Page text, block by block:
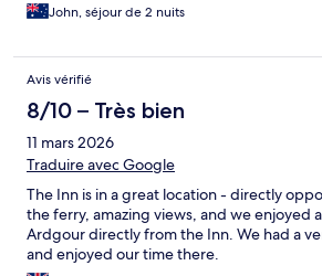
John, séjour de 2 nuits
Avis vérifié
8/10 – Très bien
11 mars 2026
Traduire avec Google
The Inn is in a great location - directly
the ferry, amazing views, and we enjoyed
Ardgour directly from the Inn. We had a
and enjoyed our time there.